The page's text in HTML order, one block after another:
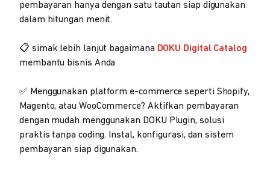
pembayaran hanya dengan satu tautan siap digunakan
dalam hitungan menit.
📋 simak lebih lanjut bagaimana DOKU Digital Catalog
membantu bisnis Anda
✅ Menggunakan platform e-commerce seperti Shopify,
Magento, atau WooCommerce? Aktifkan pembayaran
dengan mudah menggunakan DOKU Plugin, solusi
praktis tanpa coding. Instal, konfigurasi, dan sistem
pembayaran siap digunakan.